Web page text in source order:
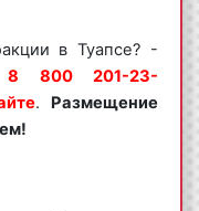
спросомсреди
бизнеса.
вида рекламы
в Туапсе? -
8 800 201-23-
. Размещение